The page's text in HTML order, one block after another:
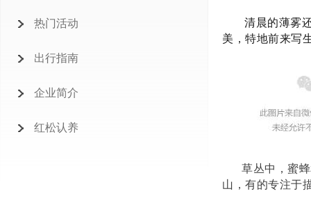
热门活动
出行指南
企业简介
红松认养
清晨的薄雾
美，特地前来写
草丛中，蜜
山，有的专注于